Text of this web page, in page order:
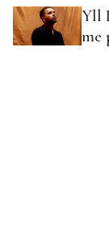
Yll
me